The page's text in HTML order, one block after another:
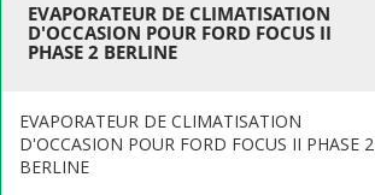
EVAPORATEUR DE CLIMATISATION
D'OCCASION POUR FORD FOCUS II
PHASE 2 BERLINE
EVAPORATEUR DE CLIMATISATION
D'OCCASION POUR FORD FOCUS II PHASE 2
BERLINE